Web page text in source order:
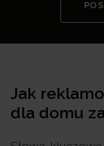
Jak
dla domu